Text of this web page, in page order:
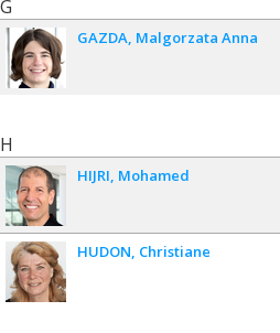
G
GAZDA Malgorzata Anna
H
HIJRI Mohamed
HUDON Christiane